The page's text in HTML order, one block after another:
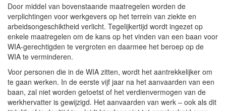
Door middel van bovenstaande maatregelen worden de
verplichtingen voor werkgevers op het terrein van ziekte en
arbeidsongeschiktheid verlicht. Tegelijkertijd wordt ingezet op
enkele maatregelen om de kans op het vinden van een baan voor
WIA-gerechtigden te vergroten en daarmee het beroep op de
WIA te verminderen.
Voor personen die in de WIA zitten, wordt het aantrekkelijker om
te gaan werken. In de eerste vijf jaar na het aanvaarden van een
baan, zal niet worden getoetst of het verdienvermogen van de
werkhervatter is gewijzigd. Het aanvaarden van werk – ook als dit